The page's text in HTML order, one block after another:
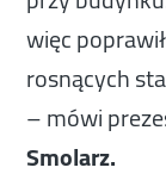
więc
rosnących
– mówi
Smolarz.